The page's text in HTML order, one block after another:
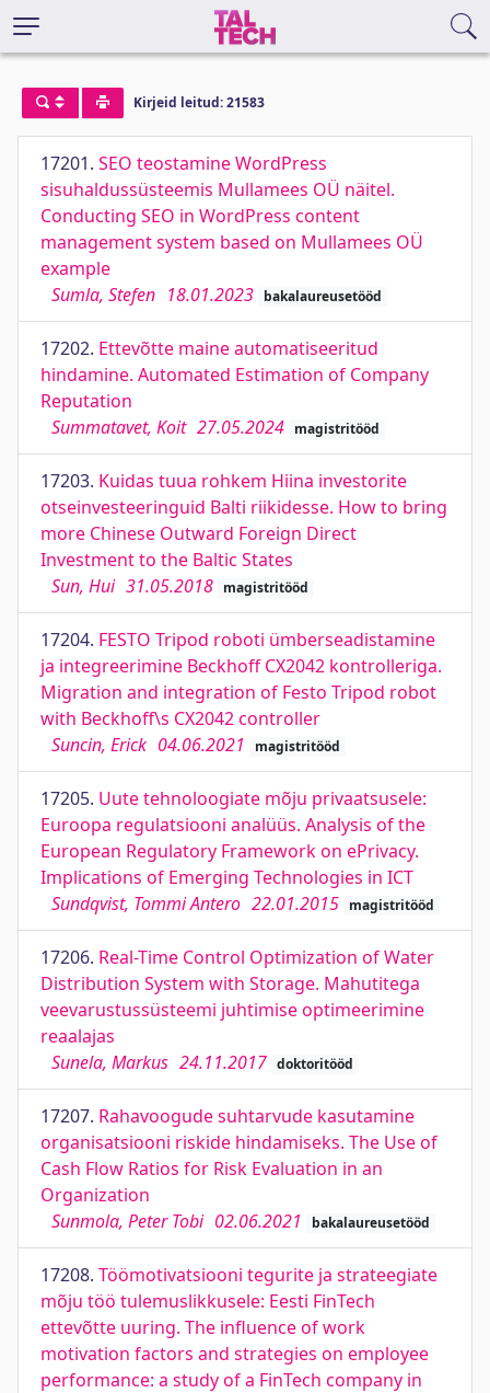
Kirjeid leitud: 21583
17201. SEO teostamine WordPress
sisuhaldussüsteemis Mullamees OÜ näitel.
Conducting SEO in WordPress content
management system based on Mullamees OÜ
example
Sumla, Stefen 18.01.2023 bakalaureusetööd
17202. Ettevõtte maine automatiseeritud
hindamine. Automated Estimation of Company
Reputation
Summatavet, Koit 27.05.2024 magistritööd
17203. Kuidas tuua rohkem Hiina investorite
otseinvesteeringuid Balti riikidesse. How to bring
more Chinese Outward Foreign Direct
Investment to the Baltic States
Sun, Hui 31.05.2018 magistritööd
17204. FESTO Tripod roboti ümberseadistamine
ja integreerimine Beckhoff CX2042 kontrolleriga.
Migration and integration of Festo Tripod robot
with Beckhoff\s CX2042 controller
Suncin, Erick 04.06.2021 magistritööd
17205. Uute tehnoloogiate mõju privaatsusele:
Euroopa regulatsiooni analüüs. Analysis of the
European Regulatory Framework on ePrivacy.
Implications of Emerging Technologies in ICT
Sundqvist, Tommi Antero 22.01.2015 magistritööd
17206. Real-Time Control Optimization of Water
Distribution System with Storage. Mahutitega
veevarustussüsteemi juhtimise optimeerimine
reaalajas
Sunela, Markus 24.11.2017 doktoritööd
17207. Rahavoogude suhtarvude kasutamine
organisatsiooni riskide hindamiseks. The Use of
Cash Flow Ratios for Risk Evaluation in an
Organization
Sunmola, Peter Tobi 02.06.2021 bakalaureusetööd
17208. Töömotivatsiooni tegurite ja strateegiate
mõju töö tulemuslikkusele: Eesti FinTech
ettevõtte uuring. The influence of work
motivation factors and strategies on employee
performance: a study of a FinTech company in